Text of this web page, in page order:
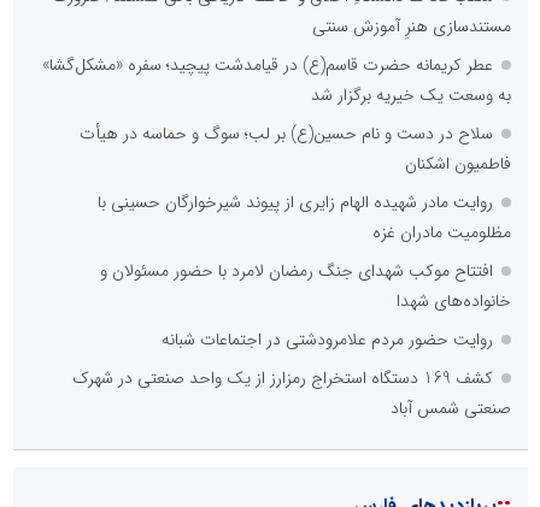
مستندسازی هنرِ آموزش سنتی
عطر کریمانه حضرت قاسم(ع) در قیامدشت پیچید؛ سفره «مشکل‌گشا»
به وسعت یک خیریه برگزار شد
سلاح در دست و نام حسین(ع) بر لب؛ سوگ و حماسه در هیأت
فاطمیون اشکنان
روایت مادر شهیده الهام زایری از پیوند شیرخوارگان حسینی با
مظلومیت مادران غزه
افتتاح موکب شهدای جنگ رمضان لامرد با حضور مسئولان و
خانواده‌های شهدا
روایت حضور مردم علامرودشتی در اجتماعات شبانه
کشف 169 دستگاه استخراج رمزارز از یک واحد صنعتی در شهرک
صنعتی شمس آباد